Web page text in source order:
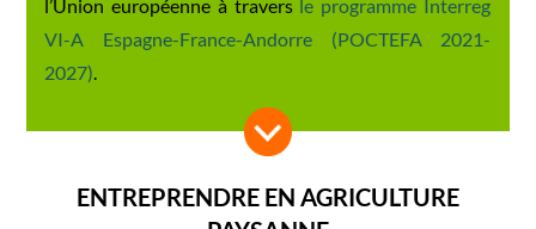
l’Union européenne à travers le programme Interreg
VI-A Espagne-France-Andorre (POCTEFA 2021-
2027).
ENTREPRENDRE EN AGRICULTURE